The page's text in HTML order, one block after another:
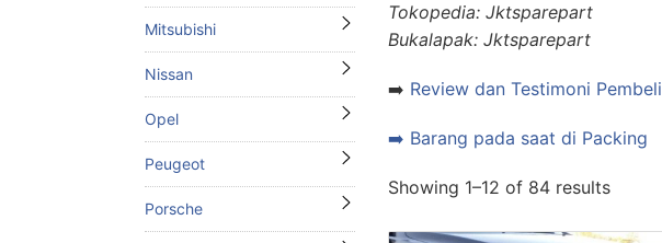
Tokopedia: Jktsparepart
Bukalapak: Jktsparepart
➡️ Review dan Testimoni Pembeli
➡️ Barang pada saat di Packing
Showing 1–12 of 84 results
Mitsubishi
Nissan
Opel
Peugeot
Porsche